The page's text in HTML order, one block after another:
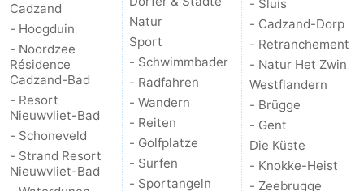
Cadzand
- Hoogduin
- Noordzee
Résidence
Cadzand-Bad
- Resort
Nieuwvliet-Bad
- Schoneveld
- Strand Resort
Nieuwvliet-Bad
Natur
Sport
- Schwimmbader
- Radfahren
- Wandern
- Reiten
- Golfplatze
- Surfen
- Sportangeln
- Sluis
- Cadzand-Dorp
- Retranchement
- Natur Het Zwin
Westflandern
- Brügge
- Gent
Die Küste
- Knokke-Heist
- Zeebrugge